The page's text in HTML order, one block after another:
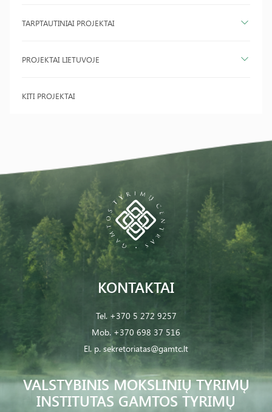
TARPTAUTINIAI PROJEKTAI
PROJEKTAI LIETUVOJE
KITI PROJEKTAI
VALSTYBINIS MOKSLINIŲ TYRIMŲ
INSTITUTAS GAMTOS TYRIMŲ
KONTAKTAI
Tel. +370 5 272 9257
Mob. +370 698 37 516
El. p. sekretoriatas@gamtc.lt